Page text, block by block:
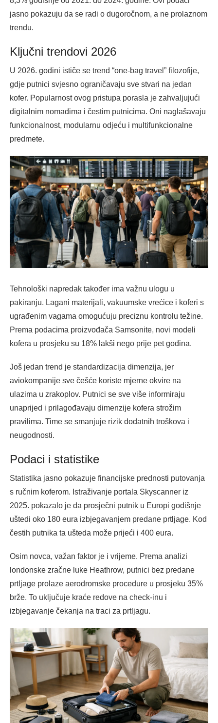
jasno pokazuju da se radi o dugoročnom, a ne prolaznom
trendu.
Ključni trendovi 2026
U 2026. godini ističe se trend “one-bag travel” filozofije,
gdje putnici svjesno ograničavaju sve stvari na jedan
kofer. Popularnost ovog pristupa porasla je zahvaljujući
digitalnim nomadima i čestim putnicima. Oni naglašavaju
funkcionalnost, modularnu odjeću i multifunkcionalne
predmete.
Tehnološki napredak također ima važnu ulogu u
pakiranju. Lagani materijali, vakuumske vrećice i koferi s
ugrađenim vagama omogućuju preciznu kontrolu težine.
Prema podacima proizvođača Samsonite, novi modeli
kofera u prosjeku su 18% lakši nego prije pet godina.
Još jedan trend je standardizacija dimenzija, jer
aviokompanije sve češće koriste mjerne okvire na
ulazima u zrakoplov. Putnici se sve više informiraju
unaprijed i prilagođavaju dimenzije kofera strožim
pravilima. Time se smanjuje rizik dodatnih troškova i
neugodnosti.
Podaci i statistike
Statistika jasno pokazuje financijske prednosti putovanja
s ručnim koferom. Istraživanje portala Skyscanner iz
2025. pokazalo je da prosječni putnik u Europi godišnje
uštedi oko 180 eura izbjegavanjem predane prtljage. Kod
čestih putnika ta ušteda može prijeći i 400 eura.
Osim novca, važan faktor je i vrijeme. Prema analizi
londonske zračne luke Heathrow, putnici bez predane
prtljage prolaze aerodromske procedure u prosjeku 35%
brže. To uključuje kraće redove na check-inu i
izbjegavanje čekanja na traci za prtljagu.